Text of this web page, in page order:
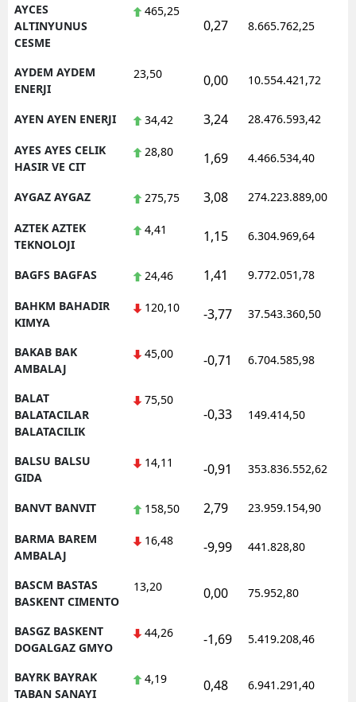
AYCES
ALTINYUNUS
CESME
465,25
0,27 8.665.762,25
AYDEM AYDEM
ENERJI
23,50 0,00 10.554.421,72
AYEN AYEN ENERJI 34,42 3,24 28.476.593,42
AYES AYES CELIK
HASIR VE CIT
28,80 1,69 4.466.534,40
AYGAZ AYGAZ 275,75 3,08 274.223.889,00
AZTEK AZTEK
TEKNOLOJI
4,41 1,15 6.304.969,64
BAGFS BAGFAS 24,46 1,41 9.772.051,78
BAHKM BAHADIR
KIMYA
120,10 -3,77 37.543.360,50
BAKAB BAK
AMBALAJ
45,00 -0,71 6.704.585,98
BALAT
BALATACILAR
BALATACILIK
75,50
-0,33 149.414,50
BALSU BALSU
GIDA
14,11 -0,91 353.836.552,62
BANVT BANVIT 158,50 2,79 23.959.154,90
BARMA BAREM
AMBALAJ
16,48 -9,99 441.828,80
BASCM BASTAS
BASKENT CIMENTO
13,20 0,00 75.952,80
BASGZ BASKENT
DOGALGAZ GMYO
44,26 -1,69 5.419.208,46
BAYRK BAYRAK
TABAN SANAYI
4,19 0,48 6.941.291,40